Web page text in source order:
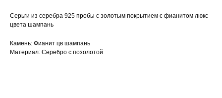
Серьги из серебра 925 пробы с золотым покрытием с фианитом люкс
цвета шампань
Камень: Фианит цв шампань
Материал: Серебро с позолотой